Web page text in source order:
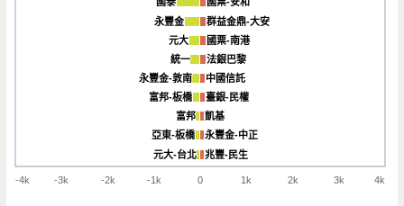
群益金鼎-大安
群益金鼎-大安
國票-南港
國票-南港
法銀巴黎
法銀巴黎
中國信託
中國信託
臺銀-民權
臺銀-民權
凱基
凱基
永豐金-中正
永豐金-中正
兆豐-民生
兆豐-民生
永豐金
永豐金
元大
元大
統一
統一
永豐金-敦南
永豐金-敦南
富邦-板橋
富邦-板橋
富邦
富邦
亞東-板橋
亞東-板橋
元大-台北
元大-台北
-3k -2k -1k 0 1k 2k 3k 4k
-4k